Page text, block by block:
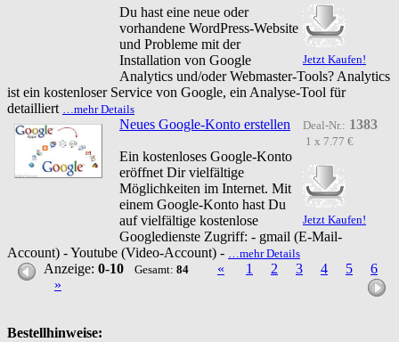
Jetzt Kaufen!
Du hast eine neue oder
vorhandene WordPress-Website
und Probleme mit der
Installation von Google
Analytics und/oder Webmaster-Tools? Analytics
ist ein kostenloser Service von Google, ein Analyse-Tool für
detailliert
…mehr Details
Deal-Nr.: 1383
1 x 7.77 €
Jetzt Kaufen!
Neues Google-Konto erstellen
Ein kostenloses Google-Konto
eröffnet Dir vielfältige
Möglichkeiten im Internet. Mit
einem Google-Konto hast Du
auf vielfältige kostenlose
Googledienste Zugriff: - gmail (E-Mail-
Account) - Youtube (Video-Account) -
…mehr Details
Anzeige: 0-10 Gesamt: 84 « 1 2 3 4 5
6
»
Bestellhinweise: